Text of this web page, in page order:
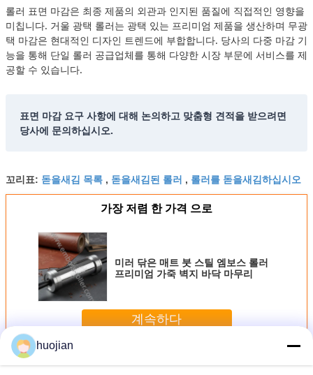
롤러 표면 마감은 최종 제품의 외관과 인지된 품질에 직접적인 영향을
미칩니다. 거울 광택 롤러는 광택 있는 프리미엄 제품을 생산하며 무광
택 마감은 현대적인 디자인 트렌드에 부합합니다. 당사의 다중 마감 기
능을 통해 단일 롤러 공급업체를 통해 다양한 시장 부문에 서비스를 제
공할 수 있습니다.
표면 마감 요구 사항에 대해 논의하고 맞춤형 견적을 받으려면
당사에 문의하십시오.
꼬리표: 돋을새김 목록 , 돋을새김된 롤러 , 롤러를 돋을새김하십시오
가장 저렴 한 가격 으로
미러 닦은 매트 붓 스틸 엠보스 롤러
프리미엄 가죽 벽지 바닥 마무리
계속하다
더 많은 것
huojian